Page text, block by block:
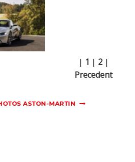
| 1 | 2|
Precedent
ASTON-MARTIN